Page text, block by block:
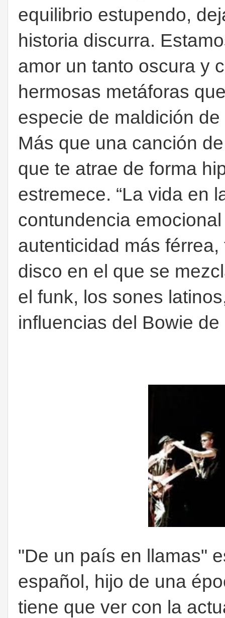
equilibrio estupendo,
historia discurra.
amor un tanto oscura y
hermosas metáforas
especie de maldición
Más que una canción
que te atrae de forma
estremece. “La vida en
contundencia
autenticidad más
disco en el que se
el funk, los sones
influencias del Bowie
"De un país en llamas"
español, hijo de una
tiene que ver con la